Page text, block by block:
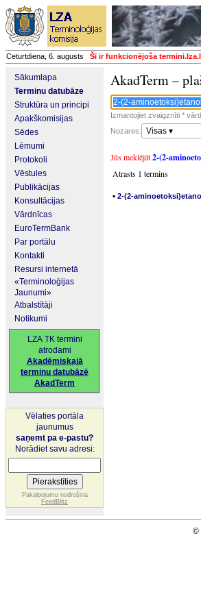
Ceturtdiena, 6. augusts Šī ir funkcionējoša
Sākumlapa
Terminu datubāze
Struktūra un principi
Apakškomisijas
Sēdes
Lēmumi
Protokoli
Vēstules
Publikācijas
Konsultācijas
Vārdnīcas
EuroTermBank
Par portālu
Kontakti
Resursi internetā
«Terminoloģijas
Jaunumi»
Atbalstītāji
Notikumi
LZA TK termini
atrodami
Akadēmiskajā
terminu datubāzē
AkadTerm
Vēlaties portāla
jaunumus
saņemt pa e-pastu?
Norādiet savu adresi:
Pakalpojumu nodrošina
FeedBlitz
AkadTerm –
Izmantojiet zvaigznīti *
Nozares:
Visas ▾
Jūs meklējāt2-(2-
Atrasts 1 termins
▪ 2-(2-
©